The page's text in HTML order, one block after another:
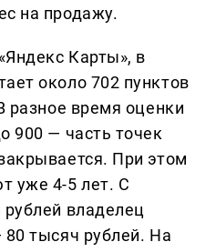
на продажу.
Карты», в
около 702 пунктов
разное время оценки
900 — часть точек
При этом
уже 4-5 лет. С
владелец
80 тысяч рублей. На